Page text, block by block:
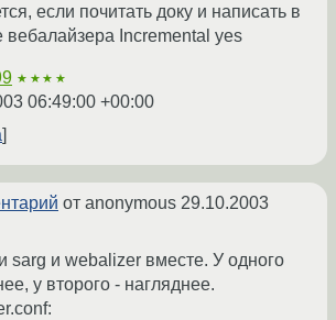
если почитать доку и написать в
вебалайзера Incremental yes
★★★★
06:49:00 +00:00
от anonymous 29.10.2003
sarg и webalizer вместе. У одного
у второго - нагляднее.